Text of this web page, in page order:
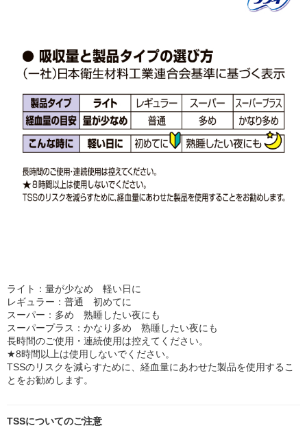
ライト：量が少なめ 軽い日に
レギュラー：普通 初めてに
スーパー：多め 熟睡したい夜にも
スーパープラス：かなり多め 熟睡したい夜にも
長時間のご使用・連続使用は控えてください。
★8時間以上は使用しないでください。
TSSのリスクを減らすために、経血量にあわせた製品を使用するこ
とをお勧めします。
TSSについてのご注意